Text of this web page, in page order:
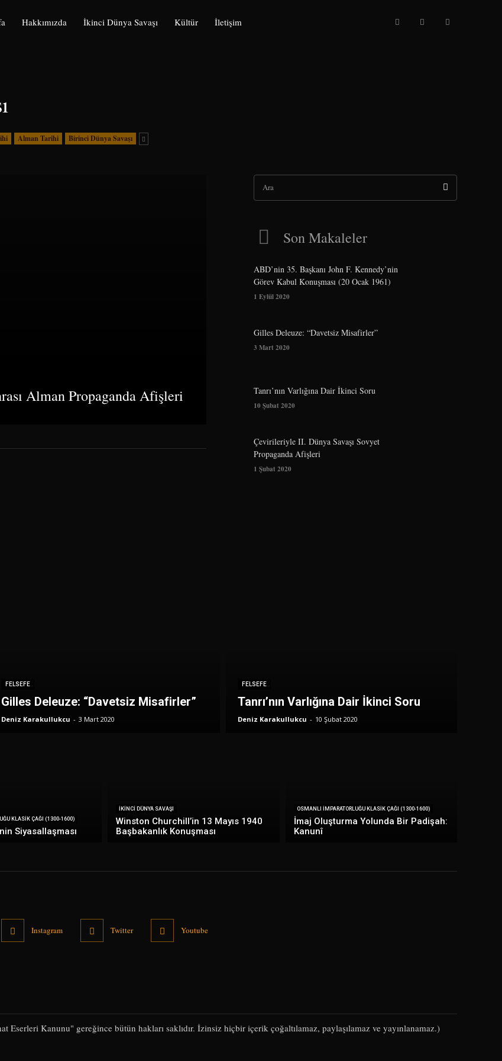
Hakkımızda İkinci Dünya Savaşı Kültür İletişim
Alman Tarihi Birinci Dünya Savaşı
Alman Propaganda Afişleri
Ara
Son Makaleler
ABD’nin 35. Başkanı John F. Kennedy’nin
Görev Kabul Konuşması (20 Ocak 1961)
1 Eylül 2020
Gilles Deleuze: “Davetsiz Misafirler”
3 Mart 2020
Tanrı’nın Varlığına Dair İkinci Soru
10 Şubat 2020
Çevirileriyle II. Dünya Savaşı Sovyet
Propaganda Afişleri
1 Şubat 2020
FELSEFE
Gilles Deleuze: “Davetsiz Misafirler”
Deniz Karakullukcu - 3 Mart 2020
FELSEFE
Tanrı’nın Varlığına Dair İkinci Soru
Deniz Karakullukcu - 10 Şubat 2020
KLASIK ÇAĞI (1300-1600)
Siyasallaşması
İKINCI DÜNYA SAVAŞI
Winston Churchill’in 13 Mayıs 1940
Başbakanlık Konuşması
OSMANLI İMPARATORLUĞU KLASIK ÇAĞI (1300-1600)
İmaj Oluşturma Yolunda Bir Padişah:
Kanunî
Instagram Twitter Youtube
Eserleri Kanunu" gereğince bütün hakları saklıdır. İzinsiz hiçbir içerik çoğaltılamaz, paylaşılamaz ve yayınlanamaz.)